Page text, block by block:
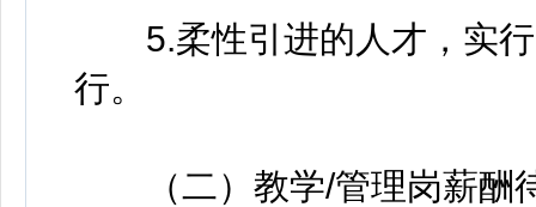
5.柔性引进的人才，实行“
行。
（二）教学/管理岗薪酬